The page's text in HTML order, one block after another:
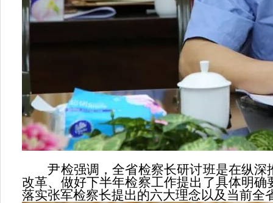
尹检强调，全省检察长研讨班是在纵深
改革、做好下半年检察工作提出了具体明
落实张军检察长提出的六大理念以及当前